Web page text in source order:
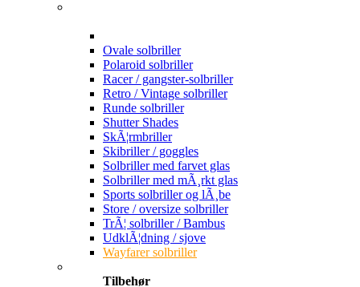
Ovale solbriller
Polaroid solbriller
Racer / gangster-solbriller
Retro / Vintage solbriller
Runde solbriller
Shutter Shades
SkÃ¦rmbriller
Skibriller / goggles
Solbriller med farvet glas
Solbriller med mÃ¸rkt glas
Sports solbriller og lÃ¸be
Store / oversize solbriller
TrÃ¦ solbriller / Bambus
UdklÃ¦dning / sjove
Wayfarer solbriller
Tilbehør